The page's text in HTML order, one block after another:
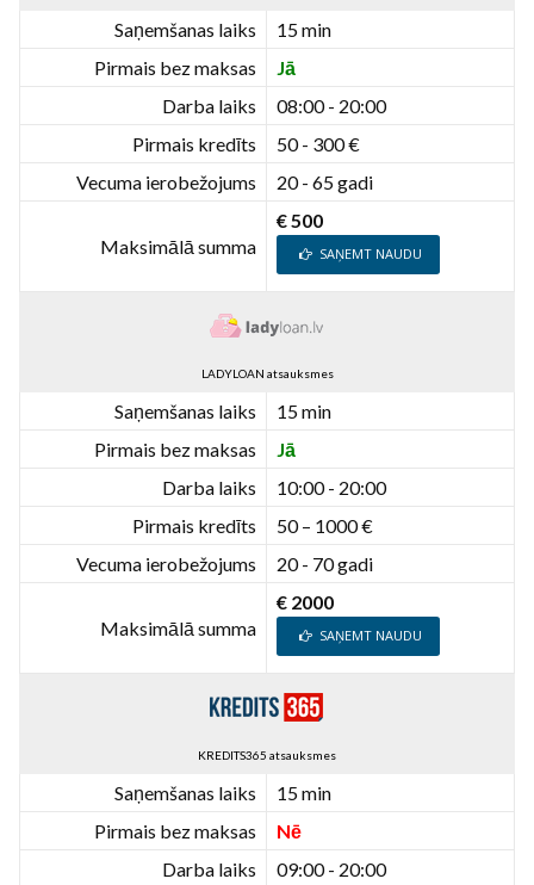
Saņemšanas laiks
15 min
Pirmais bez maksas
Jā
Darba laiks
08:00 - 20:00
Pirmais kredīts
50 - 300 €
Vecuma ierobežojums
20 - 65 gadi
Maksimālā summa
€ 500
SAŅEMT NAUDU
LADYLOAN atsauksmes
Saņemšanas laiks
15 min
Pirmais bez maksas
Jā
Darba laiks
10:00 - 20:00
Pirmais kredīts
50 – 1000 €
Vecuma ierobežojums
20 - 70 gadi
Maksimālā summa
€ 2000
SAŅEMT NAUDU
KREDITS365 atsauksmes
Saņemšanas laiks
15 min
Pirmais bez maksas
Nē
Darba laiks
09:00 - 20:00